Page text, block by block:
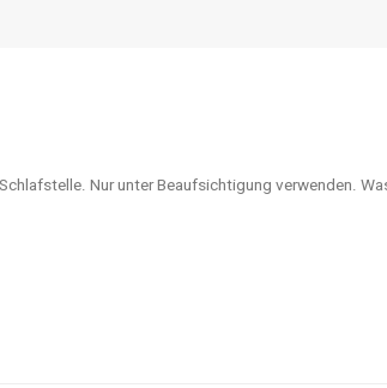
Nur unter Beaufsichtigung verwenden.